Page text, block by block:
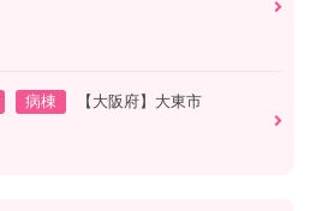
病棟
【大阪府】大東市